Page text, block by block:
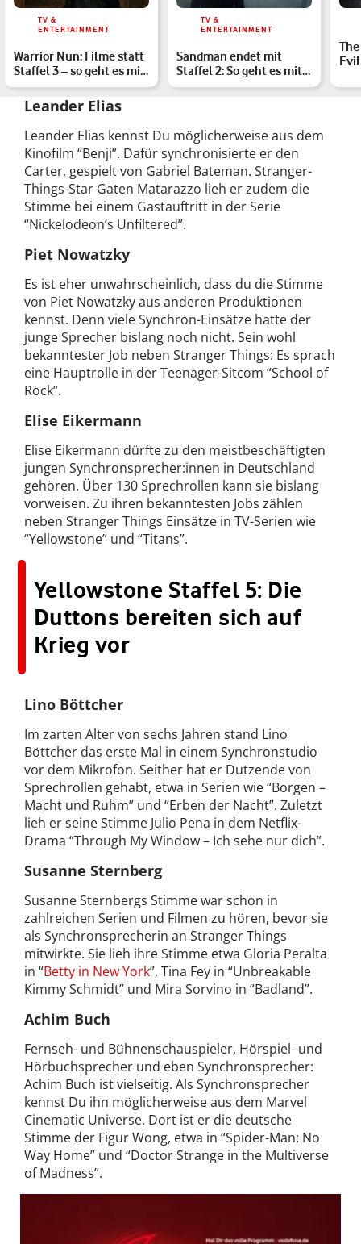
TV &
ENTERTAINMENT
Warrior Nun: Filme statt
Staffel 3 – so geht es mit
der Serie wei…
TV &
ENTERTAINMENT
Sandman endet mit
Staffel 2: So geht es mit
Morpheus bei Netflix …
Leander Elias
Leander Elias kennst Du möglicherweise aus dem
Kinofilm “Benji”. Dafür synchronisierte er den
Carter, gespielt von Gabriel Bateman. Stranger-
Things-Star Gaten Matarazzo lieh er zudem die
Stimme bei einem Gastauftritt in der Serie
“Nickelodeon’s Unfiltered”.
Piet Nowatzky
Es ist eher unwahrscheinlich, dass du die Stimme
von Piet Nowatzky aus anderen Produktionen
kennst. Denn viele Synchron-Einsätze hatte der
junge Sprecher bislang noch nicht. Sein wohl
bekanntester Job neben Stranger Things: Es sprach
eine Hauptrolle in der Teenager-Sitcom “School of
Rock”.
Elise Eikermann
Elise Eikermann dürfte zu den meistbeschäftigten
jungen Synchronsprecher:innen in Deutschland
gehören. Über 130 Sprechrollen kann sie bislang
vorweisen. Zu ihren bekanntesten Jobs zählen
neben Stranger Things Einsätze in TV-Serien wie
“Yellowstone” und “Titans”.
Yellowstone Staffel 5: Die
Duttons bereiten sich auf
Krieg vor
Lino Böttcher
Im zarten Alter von sechs Jahren stand Lino
Böttcher das erste Mal in einem Synchronstudio
vor dem Mikrofon. Seither hat er Dutzende von
Sprechrollen gehabt, etwa in Serien wie “Borgen –
Macht und Ruhm” und “Erben der Nacht”. Zuletzt
lieh er seine Stimme Julio Pena in dem Netflix-
Drama “Through My Window – Ich sehe nur dich”.
Susanne Sternberg
Susanne Sternbergs Stimme war schon in
zahlreichen Serien und Filmen zu hören, bevor sie
als Synchronsprecherin an Stranger Things
mitwirkte. Sie lieh ihre Stimme etwa Gloria Peralta
in “Betty in New York”, Tina Fey in “Unbreakable
Kimmy Schmidt” und Mira Sorvino in “Badland”.
Achim Buch
Fernseh- und Bühnenschauspieler, Hörspiel- und
Hörbuchsprecher und eben Synchronsprecher:
Achim Buch ist vielseitig. Als Synchronsprecher
kennst Du ihn möglicherweise aus dem Marvel
Cinematic Universe. Dort ist er die deutsche
Stimme der Figur Wong, etwa in “Spider-Man: No
Way Home” und “Doctor Strange in the Multiverse
of Madness”.